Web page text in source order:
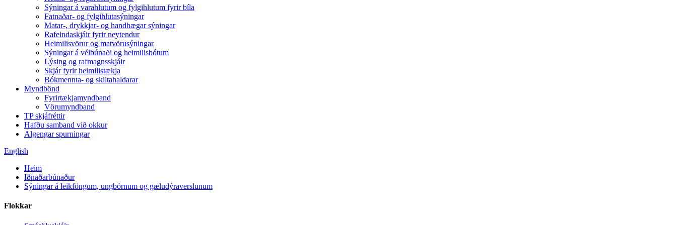
Sýningar á varahlutum og fylgihlutum fyrir bíla
Fatnaðar- og fylgihlutasýningar
Matar-, drykkjar- og handhægar sýningar
Rafeindaskjáir fyrir neytendur
Heimilisvörur og matvörusýningar
Sýningar á vélbúnaði og heimilisbótum
Lýsing og rafmagnsskjáir
Skjár fyrir heimilistækja
Bókmennta- og skiltahaldarar
Myndbönd
Fyrirtækjamyndband
Vörumyndband
TP skjáfréttir
Hafðu samband við okkur
Algengar spurningar
English
Heim
Iðnaðarbúnaður
Sýningar á leikföngum, ungbörnum og gæludýraverslunum
Flokkar